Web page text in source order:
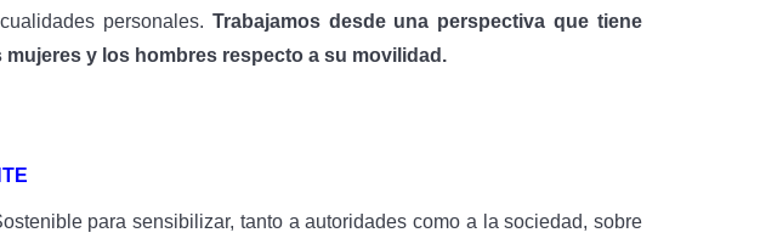
personales. Trabajamos desde una perspectiva que tiene
y los hombres respecto a su movilidad.
para sensibilizar, tanto a autoridades como a la sociedad, sobre